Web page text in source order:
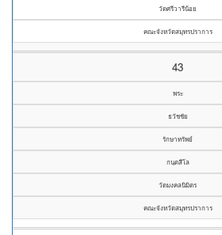
วัดศรีวารีน้อย
คณะจังหวัดสมุทรปราการ
43
พระ
ธวัชชัย
รักษาทรัพย์
กนฺตสีโล
วัดมงคลนิมิตร
คณะจังหวัดสมุทรปราการ